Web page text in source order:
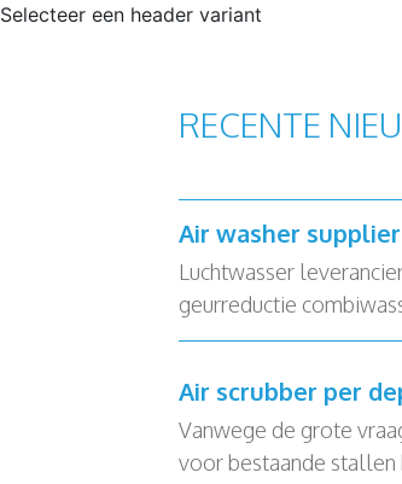
Selecteer een header variant
RECENTE
Air washer
Luchtwasser
geurreductie
Air scrubber per
Vanwege de grote
voor bestaande stallen